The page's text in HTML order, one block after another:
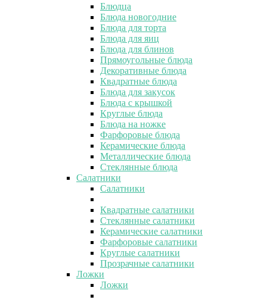
Блюдца
Блюда новогодние
Блюда для торта
Блюда для яиц
Блюда для блинов
Прямоугольные блюда
Декоративные блюда
Квадратные блюда
Блюда для закусок
Блюда с крышкой
Круглые блюда
Блюда на ножке
Фарфоровые блюда
Керамические блюда
Металлические блюда
Стеклянные блюда
Салатники
Салатники
Квадратные салатники
Стеклянные салатники
Керамические салатники
Фарфоровые салатники
Круглые салатники
Прозрачные салатники
Ложки
Ложки